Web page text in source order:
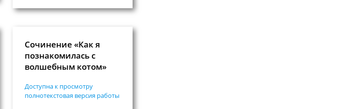
Сочинение «Как я
познакомилась с
волшебным котом»
Доступна к просмотру
полнотекстовая версия работы